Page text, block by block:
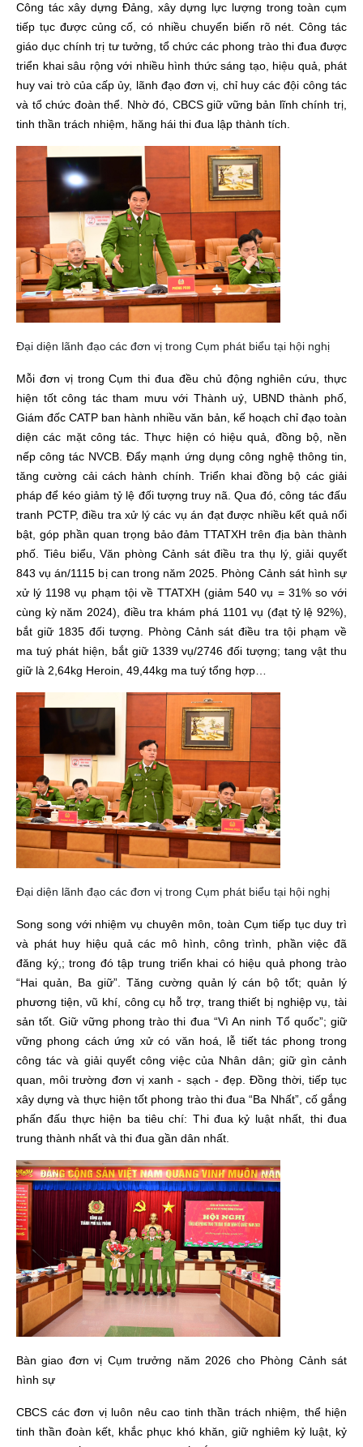
Công tác xây dựng Đảng, xây dựng lực lượng trong toàn cụm
tiếp tục được củng cố, có nhiều chuyển biến rõ nét. Công tác
giáo dục chính trị tư tưởng, tổ chức các phong trào thi đua được
triển khai sâu rộng với nhiều hình thức sáng tạo, hiệu quả, phát
huy vai trò của cấp ủy, lãnh đạo đơn vị, chỉ huy các đội công tác
và tổ chức đoàn thể. Nhờ đó, CBCS giữ vững bản lĩnh chính trị,
tinh thần trách nhiệm, hăng hái thi đua lập thành tích.
Đại diện lãnh đạo các đơn vị trong Cụm phát biểu tại hội nghị
Mỗi đơn vị trong Cụm thi đua đều chủ động nghiên cứu, thực
hiện tốt công tác tham mưu với Thành uỷ, UBND thành phố,
Giám đốc CATP ban hành nhiều văn bản, kế hoạch chỉ đạo toàn
diện các mặt công tác. Thực hiện có hiệu quả, đồng bộ, nền
nếp công tác NVCB. Đẩy mạnh ứng dụng công nghệ thông tin,
tăng cường cải cách hành chính. Triển khai đồng bộ các giải
pháp để kéo giảm tỷ lệ đối tượng truy nã. Qua đó, công tác đấu
tranh PCTP, điều tra xử lý các vụ án đạt được nhiều kết quả nổi
bật, góp phần quan trọng bảo đảm TTATXH trên địa bàn thành
phố. Tiêu biểu, Văn phòng Cảnh sát điều tra thụ lý, giải quyết
843 vụ án/1115 bị can trong năm 2025. Phòng Cảnh sát hình sự
xử lý 1198 vụ phạm tội về TTATXH (giảm 540 vụ = 31% so với
cùng kỳ năm 2024), điều tra khám phá 1101 vụ (đạt tỷ lệ 92%),
bắt giữ 1835 đối tượng. Phòng Cảnh sát điều tra tội phạm về
ma tuý phát hiện, bắt giữ 1339 vụ/2746 đối tượng; tang vật thu
giữ là 2,64kg Heroin, 49,44kg ma tuý tổng hợp…
Đại diện lãnh đạo các đơn vị trong Cụm phát biểu tại hội nghị
Song song với nhiệm vụ chuyên môn, toàn Cụm tiếp tục duy trì
và phát huy hiệu quả các mô hình, công trình, phần việc đã
đăng ký,; trong đó tập trung triển khai có hiệu quả phong trào
“Hai quản, Ba giữ”. Tăng cường quản lý cán bộ tốt; quản lý
phương tiện, vũ khí, công cụ hỗ trợ, trang thiết bị nghiệp vụ, tài
sản tốt. Giữ vững phong trào thi đua “Vì An ninh Tổ quốc”; giữ
vững phong cách ứng xử có văn hoá, lễ tiết tác phong trong
công tác và giải quyết công việc của Nhân dân; giữ gìn cảnh
quan, môi trường đơn vị xanh - sạch - đẹp. Đồng thời, tiếp tục
xây dựng và thực hiện tốt phong trào thi đua “Ba Nhất”, cố gắng
phấn đấu thực hiện ba tiêu chí: Thi đua kỷ luật nhất, thi đua
trung thành nhất và thi đua gần dân nhất.
Bàn giao đơn vị Cụm trưởng năm 2026 cho Phòng Cảnh sát
hình sự
CBCS các đơn vị luôn nêu cao tinh thần trách nhiệm, thể hiện
tinh thần đoàn kết, khắc phục khó khăn, giữ nghiêm kỷ luật, kỷ